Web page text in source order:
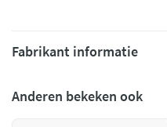
Fabrikant informatie
Anderen bekeken ook